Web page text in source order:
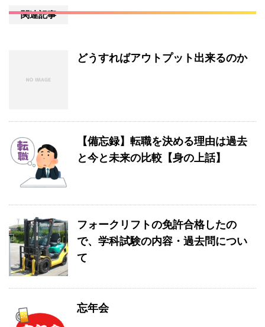
関連記事
どうすればアウトプット出来るのか
【備忘録】転職を決める理由は過去
と今と未来の比較【身の上話】
フォークリフトの免許合格したの
で、学科試験の内容・過去問につい
て
忘年会